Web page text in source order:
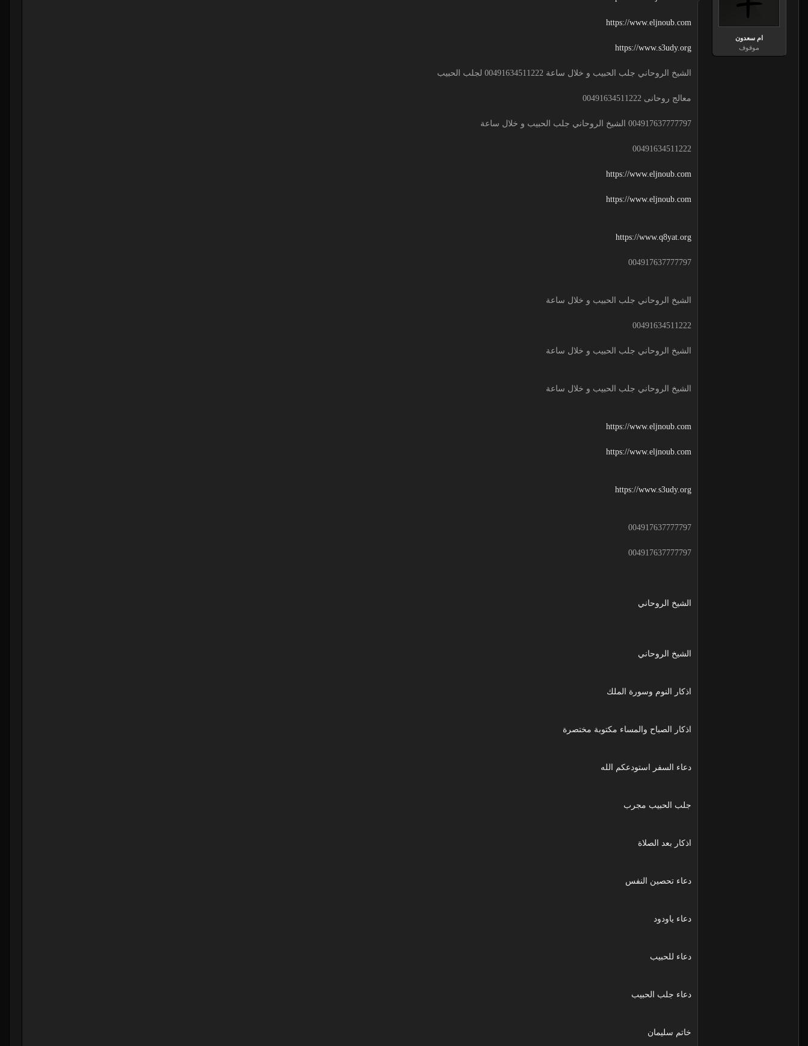
ام سعدون
موقوف
https://www.eljnoub.com
https://www.s3udy.org
الشيخ الروحاني جلب الحبيب و خلال ساعة 00491634511222 لجلب الحبيب
معالج روحانى 00491634511222
004917637777797 الشيخ الروحاني جلب الحبيب و خلال ساعة
00491634511222
https://www.eljnoub.com
https://www.eljnoub.com
https://www.q8yat.org
004917637777797
الشيخ الروحاني جلب الحبيب و خلال ساعة
00491634511222
الشيخ الروحاني جلب الحبيب و خلال ساعة
الشيخ الروحاني جلب الحبيب و خلال ساعة
https://www.eljnoub.com
https://www.eljnoub.com
https://www.s3udy.org
004917637777797
004917637777797
الشيخ الروحاني
الشيخ الروحاني
اذكار النوم وسورة الملك
اذكار الصباح والمساء مكتوبة مختصرة
دعاء السفر استودعكم الله
جلب الحبيب مجرب
اذكار بعد الصلاة
دعاء تحصين النفس
دعاء ياودود
دعاء للحبيب
دعاء جلب الحبيب
خاتم سليمان